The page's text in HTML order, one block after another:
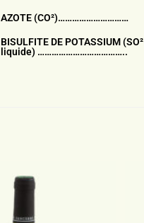
AZOTE (CO²)…………………………
BISULFITE DE POTASSIUM (SO²
liquide) ………………………………..